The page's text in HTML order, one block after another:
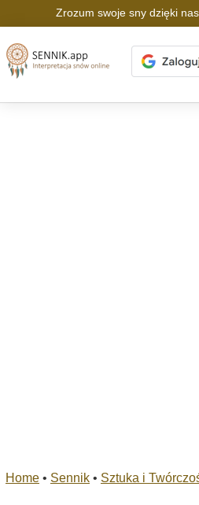
Zrozum swoje sny dzięki
Home • Sennik • Sztuka i